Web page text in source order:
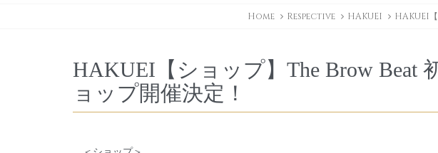
Home Respective HAKUEI HAKUEI
HAKUEI【ショップ】The Brow Beat
ョップ開催決定！